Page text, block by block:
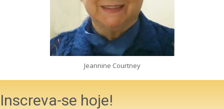
Jeannine Courtney
Inscreva-se hoje!